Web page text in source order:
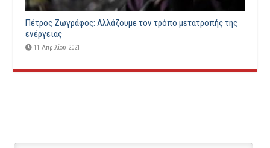
Πέτρος Ζωγράφος: Αλλάζουμε τον τρόπο μετατροπής της
ενέργειας
11 Απριλίου 2021